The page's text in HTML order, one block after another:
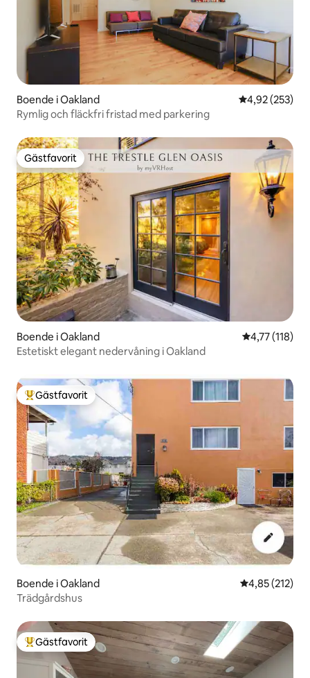
Boende i Oakland 4,92 av 5 i
4,92 (253)
Rymlig och fläckfri fristad med parkering
Gästfavorit
Gästfavorit
Boende i Oakland 4,77 av 5 i
4,77 (118)
Estetiskt elegant nedervåning i Oakland
Populär gästfavorit
Gästfavorit
Boende i Oakland 4,85 av 5 i
4,85 (212)
Trädgårdshus
Populär gästfavorit
Gästfavorit